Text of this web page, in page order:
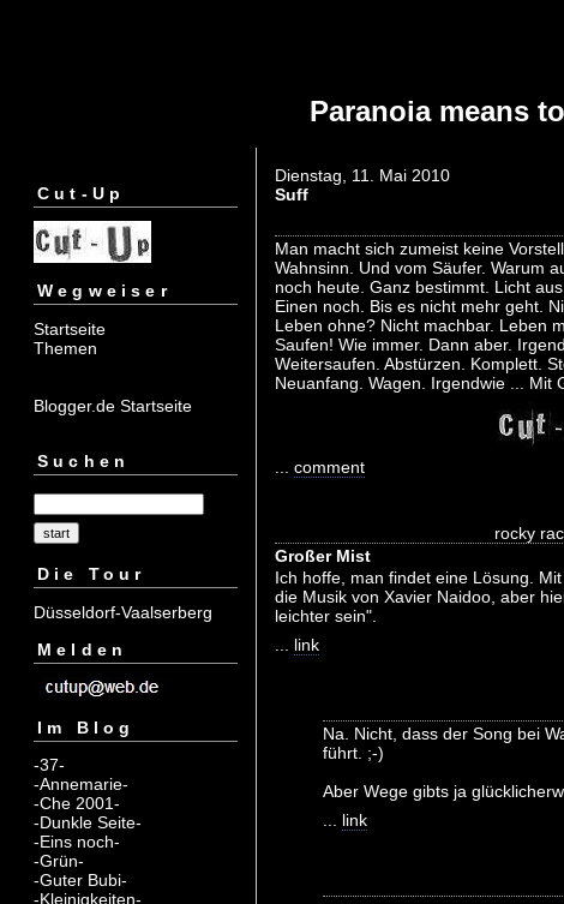
Paranoia means
Cut-Up
Wegweiser
Startseite
Themen
Blogger.de Startseite
Suchen
Die Tour
Düsseldorf-Vaalserberg
Melden
Im Blog
-37-
-Annemarie-
-Che 2001-
-Dunkle Seite-
-Eins noch-
-Grün-
-Guter Bubi-
-Kleinigkeiten-
Dienstag, 11. Mai 2010
Suff
Man macht sich zumeist keine
Wahnsinn. Und vom Säufer. Warum
noch heute. Ganz bestimmt. Licht
Einen noch. Bis es nicht mehr geht.
Leben ohne? Nicht machbar. Leben
Saufen! Wie immer. Dann aber.
Weitersaufen. Abstürzen. Komplett.
Neuanfang. Wagen. Irgendwie ... Mit
comment
rocky
Großer Mist
Ich hoffe, man findet eine Lösung.
die Musik von Xavier Naidoo, aber
leichter sein".
link
Na. Nicht, dass der Song bei
führt. ;-)
Aber Wege gibts ja
link